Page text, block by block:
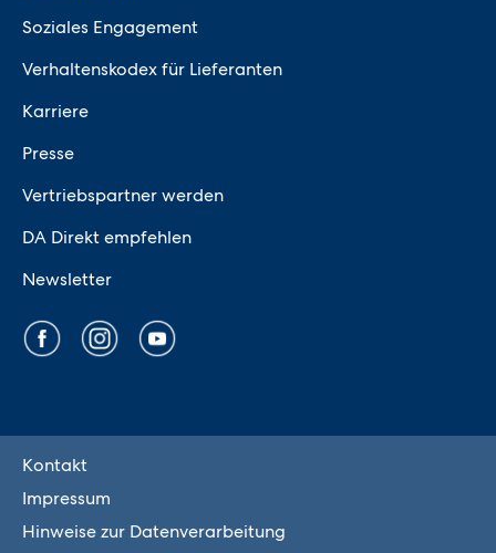
Soziales Engagement
Verhaltenskodex für Lieferanten
Karriere
Presse
Vertriebspartner werden
DA Direkt empfehlen
Newsletter
Kontakt
Impressum
Hinweise zur Datenverarbeitung